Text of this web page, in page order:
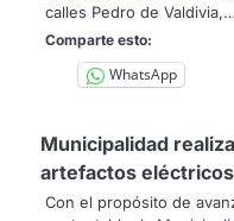
calles Pedro de Valdivia,…
Comparte esto:
WhatsApp
Municipalidad
artefactos
Con el propósito de